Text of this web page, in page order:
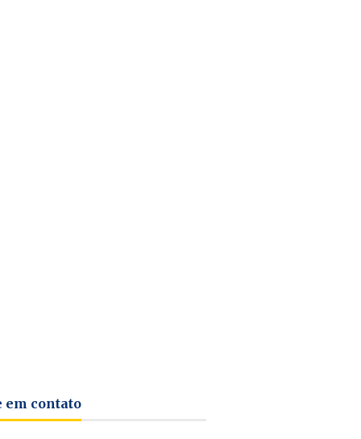
em contato